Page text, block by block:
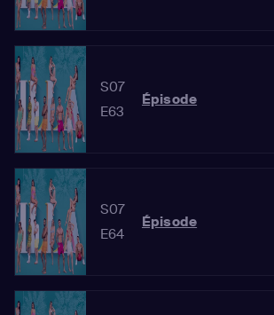
S07
E63
Épisode
S07
E64
Épisode